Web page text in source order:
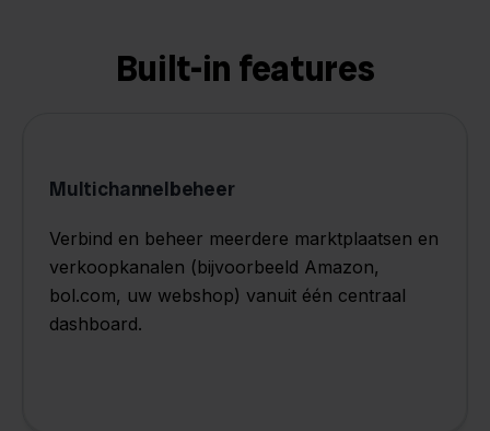
Built-in features
Multichannelbeheer
Verbind en beheer meerdere marktplaatsen en
verkoopkanalen (bijvoorbeeld Amazon,
bol.com, uw webshop) vanuit één centraal
dashboard.